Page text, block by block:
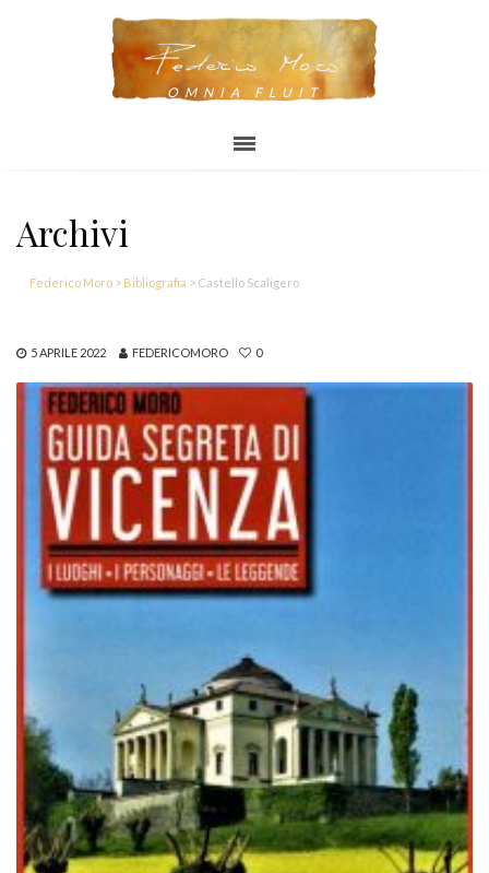
OMNIA FLUIT
Archivi
Federico Moro > Bibliografia > Castello Scaligero
5 APRILE 2022 FEDERICOMORO 0